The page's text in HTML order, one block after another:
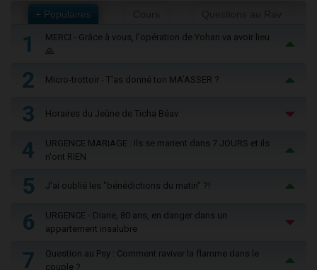
+ Populaires
1
MERCI - Grâce à vous, l'opération de Yohan va avoir lieu
🙏
2 Micro-trottoir - T'as donné ton MA’ASSER ?
3 Horaires du Jeûne de Ticha Béav
4
URGENCE MARIAGE : Ils se marient dans 7 JOURS et ils
n'ont RIEN
5 J'ai oublié les "bénédictions du matin" ?!
6
URGENCE - Diane, 80 ans, en danger dans un
appartement insalubre
7
Question au Psy : Comment raviver la flamme dans le
couple ?